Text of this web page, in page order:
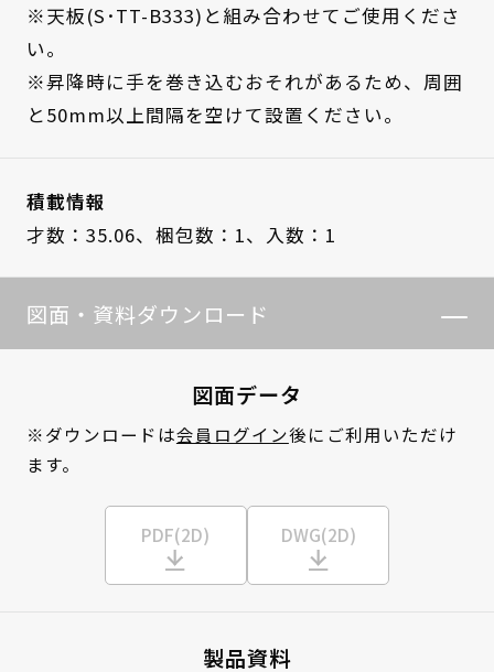
※天板(S･TT-B333)と組み合わせてご使用くださ
い。
※昇降時に手を巻き込むおそれがあるため、周囲
と50mm以上間隔を空けて設置ください。
積載情報
才数：35.06、 梱包数：1、 入数：1
図面・資料ダウンロード
図面データ
※ダウンロードは会員ログイン後にご利用いただけ
ます。
PDF(2D) DWG(2D)
製品資料